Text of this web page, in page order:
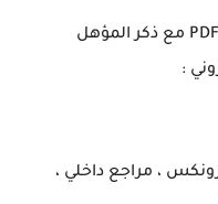
أرسل السيرة الذاتية بالصيغة PDF مع ذكر المؤهل
:
، مراجع داخلي ،